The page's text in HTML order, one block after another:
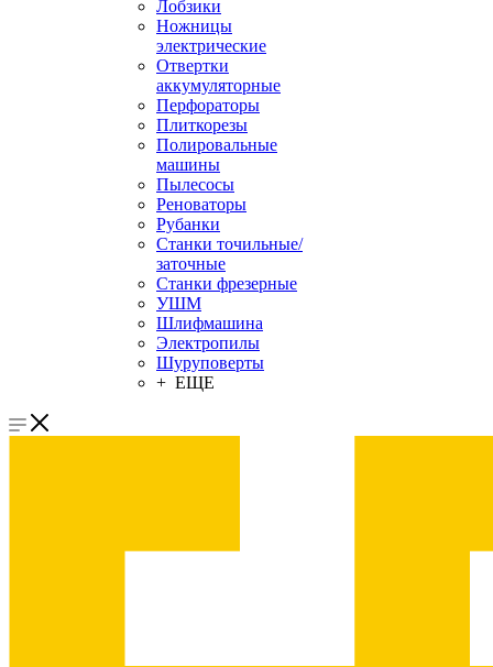
Лобзики
Ножницы
электрические
Отвертки
аккумуляторные
Перфораторы
Плиткорезы
Полировальные
машины
Пылесосы
Реноваторы
Рубанки
Станки точильные/
заточные
Станки фрезерные
УШМ
Шлифмашина
Электропилы
Шуруповерты
+ ЕЩЕ